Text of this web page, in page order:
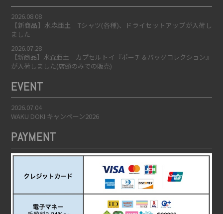
2026.08.08
【新商品】水森亜土 Tシャツ(各種)、ドライセットアップが入荷し
ました
2026.07.28
【新商品】水森亜土 カプセルトイ『ポーチ＆バッグコレクション』
が入荷しました(店頭のみでの販売)
EVENT
2026.07.04
WAKU DOKI キャンペーン2026
PAYMENT